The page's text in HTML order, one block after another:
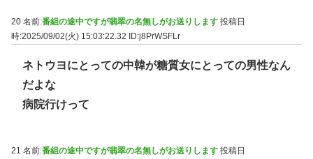
20 名前:番組の途中ですが翡翠の名無しがお送りします 投稿日
時:2025/09/02(火) 15:03:22.32
ID:j8PrWSFLr
ネトウヨにとっての中韓が糖質女にとっての男性なん
だよな
病院行けって
21 名前:番組の途中ですが翡翠の名無しがお送りします 投稿日